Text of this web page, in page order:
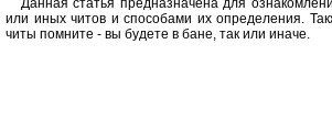
Данная статья предназначена для
или иных читов и способами их определения.
читы помните - вы будете в бане, так или иначе.